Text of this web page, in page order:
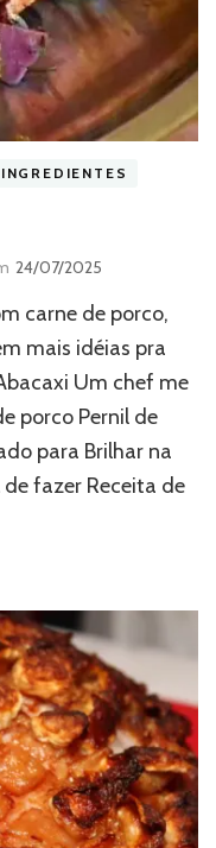
24/07/2025
carne de porco,
mais idéias pra
Um chef me
porco Pernil de
para Brilhar na
fazer Receita de